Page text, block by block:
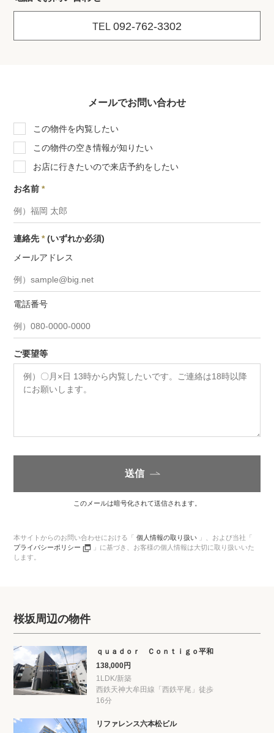
TEL 092-762-3302
メールでお問い合わせ
この物件を内覧したい
この物件の空き情報が知りたい
お店に行きたいので来店予約をしたい
お名前*
連絡先* (いずれか必須)
メールアドレス
電話番号
ご要望等
送信
このメールは暗号化されて送信されます。
本サイトからのお問い合わせにおける「個人情報の取り扱い 」、 および当社「
プライバシーポリシー
」に基づき、 お客様の個人情報は大切に取り扱いいた
します。
桜坂周辺の物件
ｑｕａｄｏｒ Ｃｏｎｔｉｇｏ平和
138,000円
1LDK/新築
西鉄天神大牟田線「西鉄平尾」徒歩
16分
リファレンス六本松ビル